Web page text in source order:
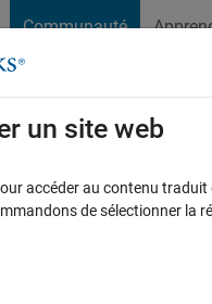
Communauté
Cody
Parcourir
plots in a
un site web
accéder au contenu
de sélectionner la